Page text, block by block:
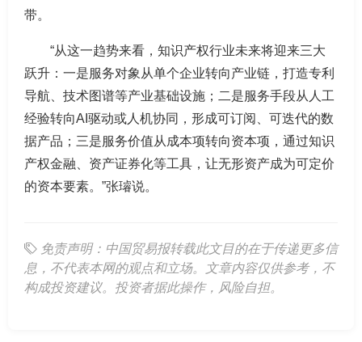
带。
“从这一趋势来看，知识产权行业未来将迎来三大
跃升：一是服务对象从单个企业转向产业链，打造专利
导航、技术图谱等产业基础设施；二是服务手段从人工
经验转向AI驱动或人机协同，形成可订阅、可迭代的数
据产品；三是服务价值从成本项转向资本项，通过知识
产权金融、资产证券化等工具，让无形资产成为可定价
的资本要素。”张璿说。
免责声明：中国贸易报转载此文目的在于传递更多信
息，不代表本网的观点和立场。文章内容仅供参考，不
构成投资建议。投资者据此操作，风险自担。